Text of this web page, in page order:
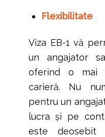
Flexibilitate
Viza EB-1 vă
un angajator
oferind o mai
carieră. Nu
pentru un
lucra și pe
este